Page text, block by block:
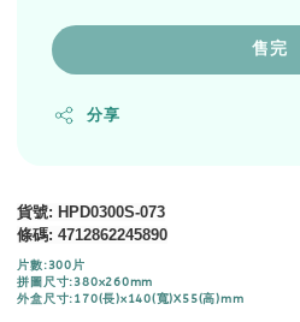
售完
分享
貨號: HPD0300S-073
條碼:4712862245890
片數:300片
拼圖尺寸:380x260mm
外盒尺寸:170(長)x140(寬)X55(高)mm